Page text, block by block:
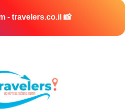
📸 Instagram - travelers.co.il